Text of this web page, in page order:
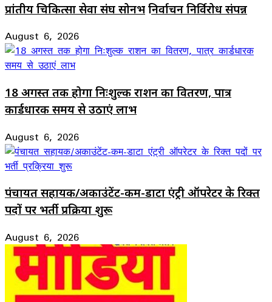
प्रांतीय चिकित्सा सेवा संघ सोनभद्र निर्वाचन निर्विरोध संपन्न
August 6, 2026
18 अगस्त तक होगा निःशुल्क राशन का वितरण, पात्र
कार्डधारक समय से उठाएं लाभ
August 6, 2026
पंचायत सहायक/अकाउंटेंट-कम-डाटा एंट्री ऑपरेटर के रिक्त
पदों पर भर्ती प्रक्रिया शुरू
August 6, 2026